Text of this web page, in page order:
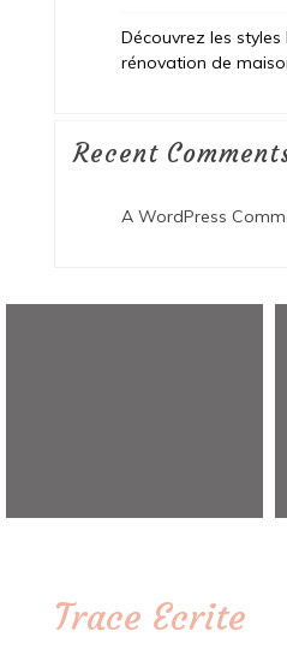
Découvrez les
rénovation de
Recent
A WordPress
Trace Ecrite